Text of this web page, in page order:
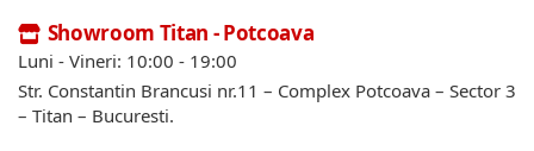
Showroom Titan - Potcoava
Luni - Vineri: 10:00 - 19:00
Str. Constantin Brancusi nr.11 – Complex Potcoava – Sector 3
– Titan – Bucuresti.